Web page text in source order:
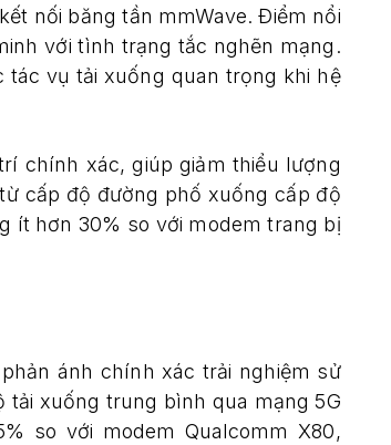
nối băng tần mmWave. Điểm nổi
với tình trạng tắc nghẽn mạng.
tác vụ tải xuống quan trọng khi hệ
chính xác, giúp giảm thiểu lượng
cấp độ đường phố xuống cấp độ
ít hơn 30% so với modem trang bị
ánh chính xác trải nghiệm sử
tải xuống trung bình qua mạng 5G
so với modem Qualcomm X80,